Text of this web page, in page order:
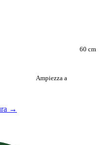
Ampiezza a
60 cm
→